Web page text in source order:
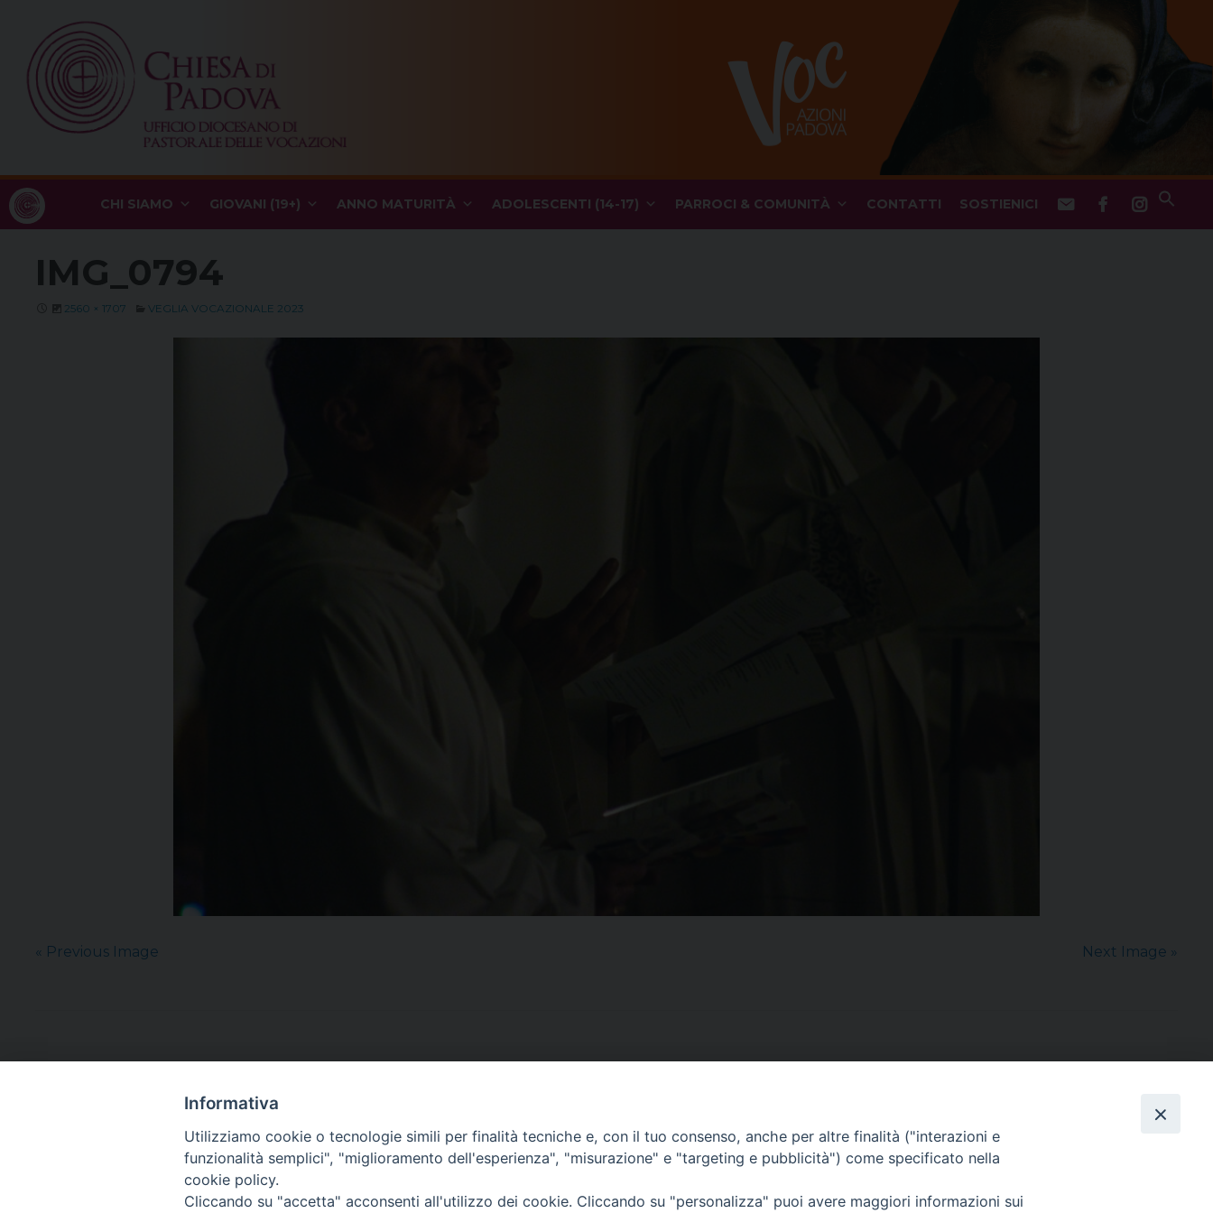
content
CHI SIAMO GIOVANI (19+) ANNO MATURITÀ ADOLESCENTI (14-17) PARROCI & COMUNITÀ CONTATTI SOSTIENICI
IMG_0794
2560 × 1707 VEGLIA VOCAZIONALE 2023
« Previous Image Next Image »
CONTATTI
via Bonporti, 20 – 35141 Padova
via Valmarana, 20 – 35133 Padova
Informativa
Utilizziamo cookie o tecnologie simili per finalità tecniche e, con il tuo consenso, anche per altre finalità ("interazioni e
funzionalità semplici", "miglioramento dell'esperienza", "misurazione" e "targeting e pubblicità") come specificato nella
cookie policy.
Cliccando su "accetta" acconsenti all'utilizzo dei cookie. Cliccando su "personalizza" puoi avere maggiori informazioni sui